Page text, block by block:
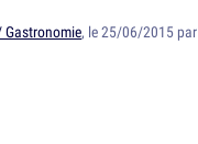
Gastronomie, le 25/06/2015 par